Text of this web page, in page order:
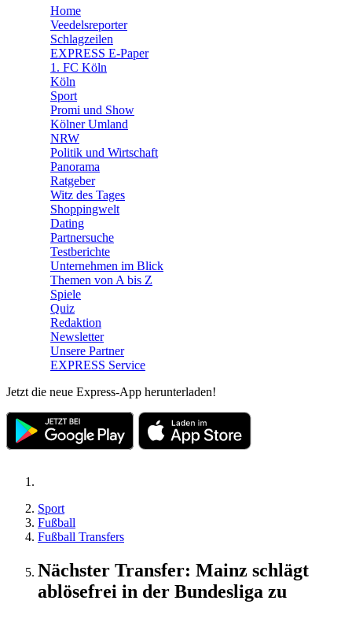
🛒 Shoppingwelt
Home
Veedelsreporter
Schlagzeilen
EXPRESS E-Paper
1. FC Köln
Köln
Sport
Promi und Show
Kölner Umland
NRW
Politik und Wirtschaft
Panorama
Ratgeber
Witz des Tages
Shoppingwelt
Dating
Partnersuche
Testberichte
Unternehmen im Blick
Themen von A bis Z
Spiele
Quiz
Redaktion
Newsletter
Unsere Partner
EXPRESS Service
Jetzt die neue Express-App herunterladen!
Sport
Fußball
Fußball Transfers
Nächster Transfer: Mainz schlägt
ablösefrei in der Bundesliga zu